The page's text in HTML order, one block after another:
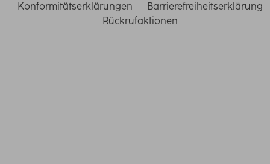
Konformitätserklärungen
Barrierefreiheitserklärung
Rückrufaktionen